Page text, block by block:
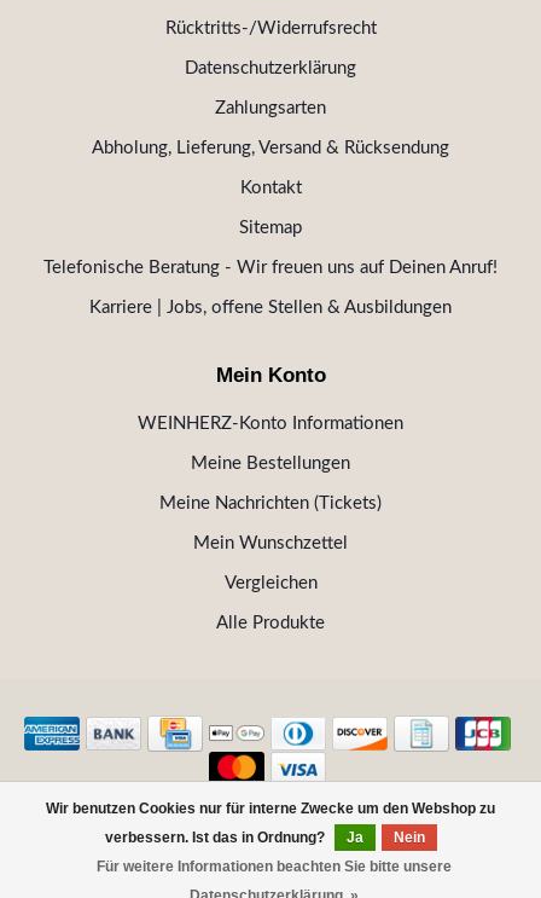
Wir benutzen Cookies nur für interne Zwecke um den Webshop zu
verbessern. Ist das in Ordnung?
Ja
Nein
Für weitere Informationen beachten Sie bitte unsere
Rücktritts-/Widerrufsrecht
Datenschutzerklärung
Zahlungsarten
Abholung, Lieferung, Versand & Rücksendung
Kontakt
Sitemap
Telefonische Beratung - Wir freuen uns auf Deinen Anruf!
Karriere | Jobs, offene Stellen & Ausbildungen
Mein Konto
WEINHERZ-Konto Informationen
Meine Bestellungen
Meine Nachrichten (Tickets)
Mein Wunschzettel
Vergleichen
Alle Produkte
© Copyright 2026 WEINHERZ Kitzbühel - Die VINOTHEK in
FILTER